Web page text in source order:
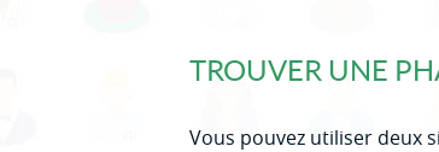
TROUVER UNE
Vous pouvez utiliser deux